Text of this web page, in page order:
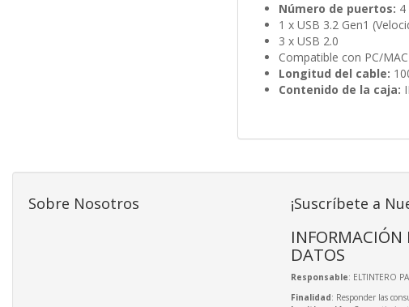
Número de puertos: 4
1 x USB 3.2 Gen1
3 x USB 2.0
Compatible con PC/MAC
Longitud del cable:
Contenido de la caja:
Sobre Nosotros ¡Suscríbete a
INFORMACIÓN
DATOS
Responsable: ELTINTERO
Finalidad: Responder las